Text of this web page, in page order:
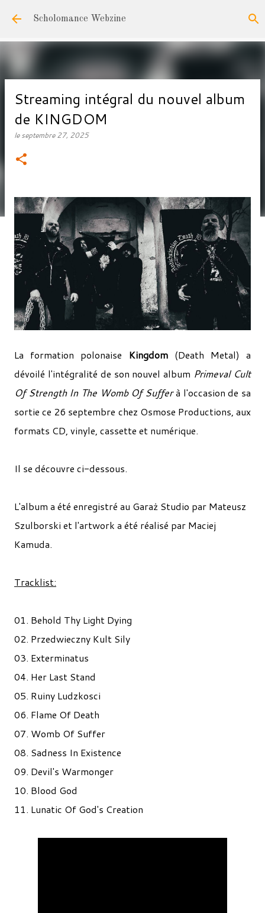
Accéder au contenu principal
Scholomance Webzine
Streaming intégral du nouvel album
de KINGDOM
leseptembre 27, 2025
La formation polonaise Kingdom (Death Metal) a
dévoilé l'intégralité de son nouvel album Primeval Cult
Of Strength In The Womb Of Sufferà l'occasion de sa
sortie ce 26 septembre chez Osmose Productions, aux
formats CD, vinyle, cassette et numérique.
Il se découvre ci-dessous.
L'album a été enregistré au Garaż Studio par Mateusz
Szulborski et l'artwork a été réalisé par Maciej
Kamuda.
Tracklist:
01. Behold Thy Light Dying
02. Przedwieczny Kult Sily
03. Exterminatus
04. Her Last Stand
05. Ruiny Ludzkosci
06. Flame Of Death
07. Womb Of Suffer
08. Sadness In Existence
09. Devil's Warmonger
10. Blood God
11. Lunatic Of God's Creation